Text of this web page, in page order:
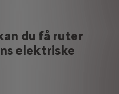
du få ruter
elektriske